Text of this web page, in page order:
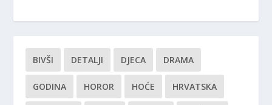
BIVŠI DETALJI DJECA DRAMA
GODINA HOROR HOĆE HRVATSKA